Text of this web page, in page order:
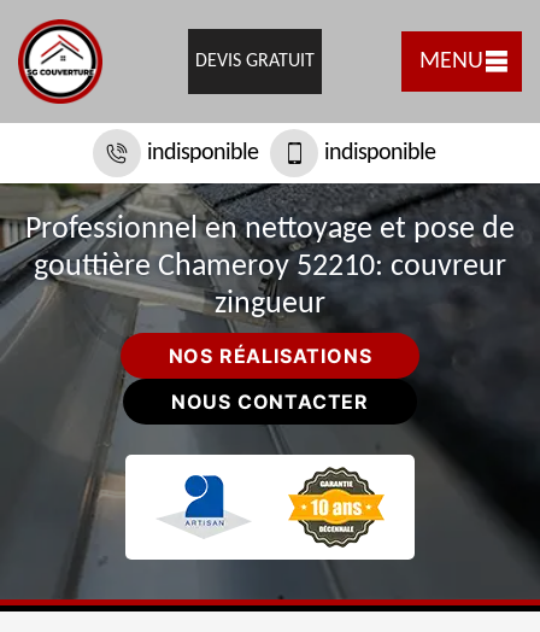
DEVIS GRATUIT MENU
indisponible indisponible
Professionnel en nettoyage et pose de
gouttière Chameroy 52210: couvreur
zingueur
NOS RÉALISATIONS
NOUS CONTACTER